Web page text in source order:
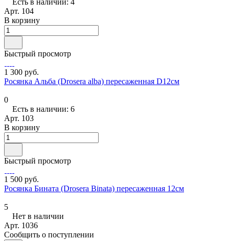
Арт. 104
В корзину
Быстрый просмотр
1 300 руб.
Росянка Альба (Drosera alba) пересаженная D12см
0
Есть в наличии: 6
Арт. 103
В корзину
Быстрый просмотр
1 500 руб.
Росянка Бината (Drosera Binata) пересаженная 12см
5
Нет в наличии
Арт. 1036
Сообщить о поступлении